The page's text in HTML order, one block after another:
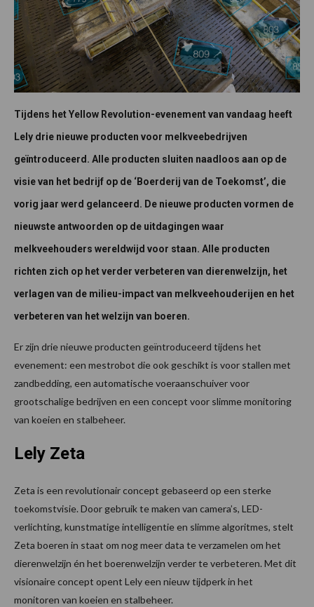
Tijdens het Yellow Revolution-evenement van vandaag heeft
Lely drie nieuwe producten voor melkveebedrijven
geïntroduceerd. Alle producten sluiten naadloos aan op de
visie van het bedrijf op de ‘Boerderij van de Toekomst’, die
vorig jaar werd gelanceerd. De nieuwe producten vormen de
nieuwste antwoorden op de uitdagingen waar
melkveehouders wereldwijd voor staan. Alle producten
richten zich op het verder verbeteren van dierenwelzijn, het
verlagen van de milieu-impact van melkveehouderijen en het
verbeteren van het welzijn van boeren.
Er zijn drie nieuwe producten geïntroduceerd tijdens het
evenement: een mestrobot die ook geschikt is voor stallen met
zandbedding, een automatische voeraanschuiver voor
grootschalige bedrijven en een concept voor slimme monitoring
van koeien en stalbeheer.
Lely Zeta
Zeta is een revolutionair concept gebaseerd op een sterke
toekomstvisie. Door gebruik te maken van camera’s, LED-
verlichting, kunstmatige intelligentie en slimme algoritmes, stelt
Zeta boeren in staat om nog meer data te verzamelen om het
dierenwelzijn én het boerenwelzijn verder te verbeteren. Met dit
visionaire concept opent Lely een nieuw tijdperk in het
monitoren van koeien en stalbeheer.